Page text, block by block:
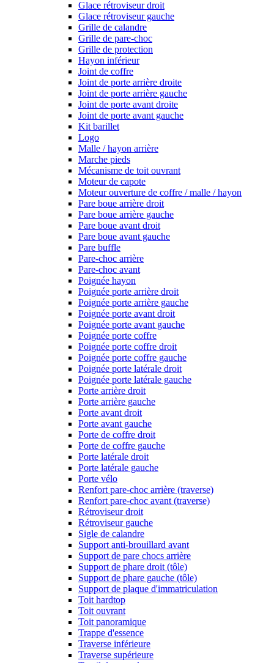
Glace rétroviseur droit
Glace rétroviseur gauche
Grille de calandre
Grille de pare-choc
Grille de protection
Hayon inférieur
Joint de coffre
Joint de porte arrière droite
Joint de porte arrière gauche
Joint de porte avant droite
Joint de porte avant gauche
Kit barillet
Logo
Malle / hayon arrière
Marche pieds
Mécanisme de toit ouvrant
Moteur de capote
Moteur ouverture de coffre / malle / hayon
Pare boue arrière droit
Pare boue arrière gauche
Pare boue avant droit
Pare boue avant gauche
Pare buffle
Pare-choc arrière
Pare-choc avant
Poignée hayon
Poignée porte arrière droit
Poignée porte arrière gauche
Poignée porte avant droit
Poignée porte avant gauche
Poignée porte coffre
Poignée porte coffre droit
Poignée porte coffre gauche
Poignée porte latérale droit
Poignée porte latérale gauche
Porte arrière droit
Porte arrière gauche
Porte avant droit
Porte avant gauche
Porte de coffre droit
Porte de coffre gauche
Porte latérale droit
Porte latérale gauche
Porte vélo
Renfort pare-choc arrière (traverse)
Renfort pare-choc avant (traverse)
Rétroviseur droit
Rétroviseur gauche
Sigle de calandre
Support anti-brouillard avant
Support de pare chocs arrière
Support de phare droit (tôle)
Support de phare gauche (tôle)
Support de plaque d'immatriculation
Toit hardtop
Toit ouvrant
Toit panoramique
Trappe d'essence
Traverse inférieure
Traverse supérieure